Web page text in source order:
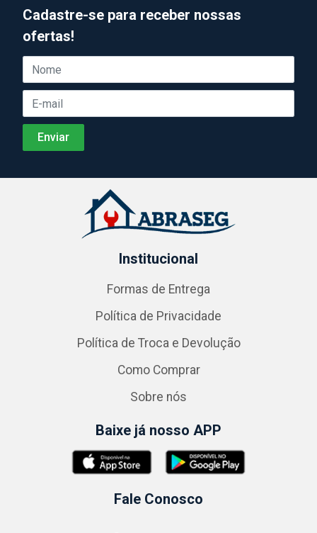
Cadastre-se para receber nossas
ofertas!
Institucional
Formas de Entrega
Política de Privacidade
Política de Troca e Devolução
Como Comprar
Sobre nós
Baixe já nosso APP
Fale Conosco